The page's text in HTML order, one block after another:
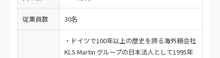
従業員数 30名
・ドイツで100年以上の歴史を誇る海外親会社
KLS Martin グループの日本法人として1995年